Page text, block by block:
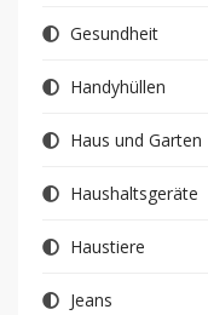
Gesundheit
Handyhüllen
Haus und Garten
Haushaltsgeräte
Haustiere
Jeans